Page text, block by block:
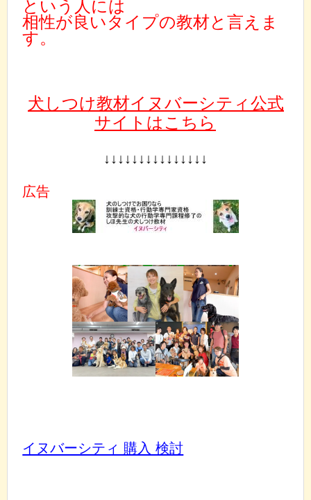
という人には
相性が良いタイプの教材と言えま
す。
犬しつけ教材イヌバーシティ公式
サイトはこちら
↓↓↓↓↓↓↓↓↓↓↓↓↓↓↓
広告
イヌバーシティ 購入 検討